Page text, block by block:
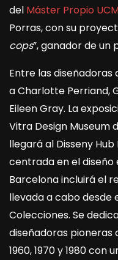
del Máster Propio
Porras, con su
cops”, ganador de un
Entre las
a Charlotte Perriand,
Eileen Gray. La
Vitra Design Museum
llegará al Disseny
centrada en el diseño
Barcelona incluirá el
llevada a cabo
Colecciones. Se
diseñadoras pioneras
1960, 1970 y 1980